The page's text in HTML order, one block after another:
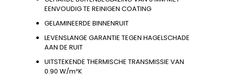
EENVOUDIG TE REINIGEN COATING
GELAMINEERDE BINNENRUIT
LEVENSLANGE GARANTIE TEGEN HAGELSCHADE
AAN DE RUIT
UITSTEKENDE THERMISCHE TRANSMISSIE VAN
0.90 W/m²K